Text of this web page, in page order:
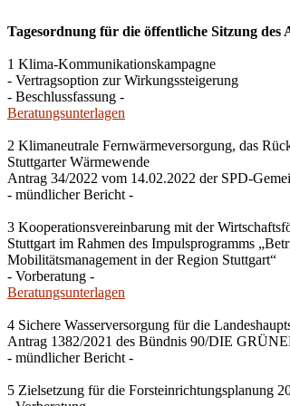
Tagesordnung für die öffentliche Sitzung
1 Klima-Kommunikationskampagne
- Vertragsoption zur Wirkungssteigerung
- Beschlussfassung -
Beratungsunterlagen
2 Klimaneutrale Fernwärmeversorgung, das
Stuttgarter Wärmewende
Antrag 34/2022 vom 14.02.2022 der SPD-
- mündlicher Bericht -
3 Kooperationsvereinbarung mit der
Stuttgart im Rahmen des Impulsprogramms
Mobilitätsmanagement in der Region Stuttgart“
- Vorberatung -
Beratungsunterlagen
4 Sichere Wasserversorgung für die
Antrag 1382/2021 des Bündnis 90/DIE
- mündlicher Bericht -
5 Zielsetzung für die Forsteinrichtungsplanung